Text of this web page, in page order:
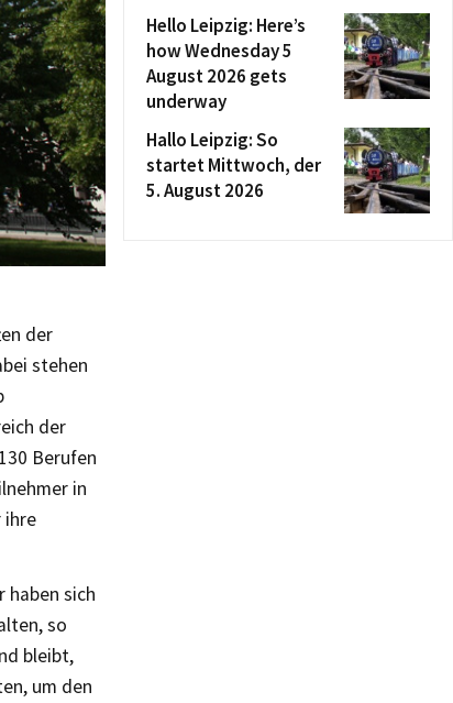
der
stehen
der
Berufen
in
ihre
haben sich
so
bleibt,
um den
Hello Leipzig: Here’s
how Wednesday 5
August 2026 gets
underway
Hallo Leipzig: So
startet Mittwoch, der
5. August 2026